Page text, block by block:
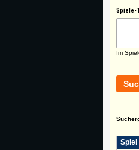
Spiele-
Im
Spiel